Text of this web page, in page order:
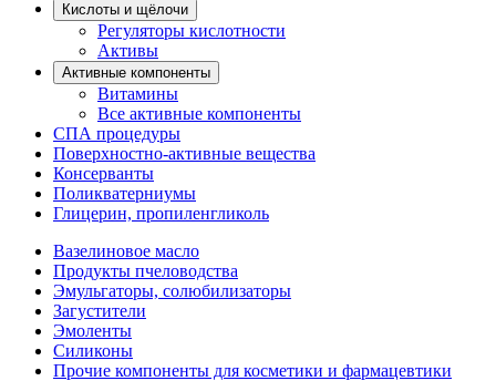
Кислоты и щёлочи
Регуляторы кислотности
Активы
Активные компоненты
Витамины
Все активные компоненты
СПА процедуры
Поверхностно-активные вещества
Консерванты
Поликватерниумы
Глицерин, пропиленгликоль
Вазелиновое масло
Продукты пчеловодства
Эмульгаторы, солюбилизаторы
Загустители
Эмоленты
Силиконы
Прочие компоненты для косметики и фармацевтики